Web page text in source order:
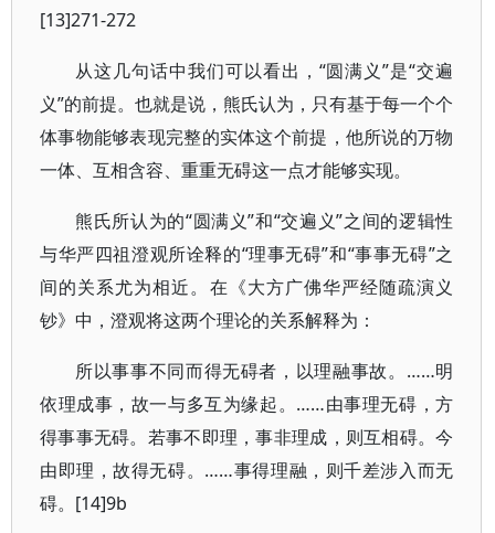
[13]271-272
从这几句话中我们可以看出，“圆满义”是“交遍
义”的前提。也就是说，熊氏认为，只有基于每一个个
体事物能够表现完整的实体这个前提，他所说的万物
一体、互相含容、重重无碍这一点才能够实现。
熊氏所认为的“圆满义”和“交遍义”之间的逻辑性
与华严四祖澄观所诠释的“理事无碍”和“事事无碍”之
间的关系尤为相近。在《大方广佛华严经随疏演义
钞》中，澄观将这两个理论的关系解释为：
所以事事不同而得无碍者，以理融事故。……明
依理成事，故一与多互为缘起。……由事理无碍，方
得事事无碍。若事不即理，事非理成，则互相碍。今
由即理，故得无碍。……事得理融，则千差涉入而无
碍。[14]9b